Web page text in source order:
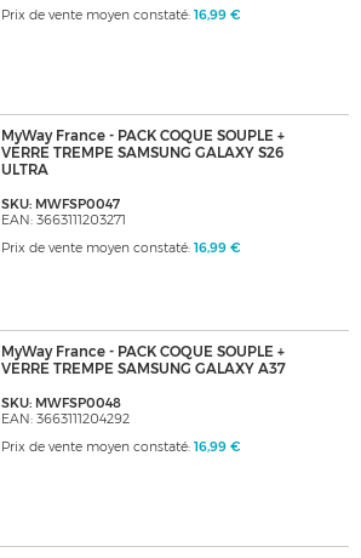
Prix de vente moyen constaté: 16,99 €
MyWay France - PACK COQUE SOUPLE +
VERRE TREMPE SAMSUNG GALAXY S26
ULTRA
SKU: MWFSP0047
EAN: 3663111203271
Prix de vente moyen constaté: 16,99 €
MyWay France - PACK COQUE SOUPLE +
VERRE TREMPE SAMSUNG GALAXY A37
SKU: MWFSP0048
EAN: 3663111204292
Prix de vente moyen constaté: 16,99 €